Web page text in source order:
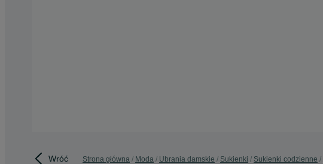
Wróć Strona główna Moda Ubrania damskie Sukienki Sukienki codzienne